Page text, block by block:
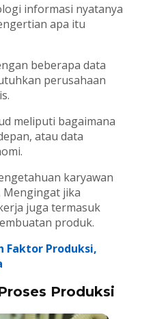
informasi nyatanya
apa itu
beberapa data
perusahaan
meliputi bagaimana
atau data
karyawan
Mengingat jika
juga termasuk
produk.
Faktor Produksi,
Produksi